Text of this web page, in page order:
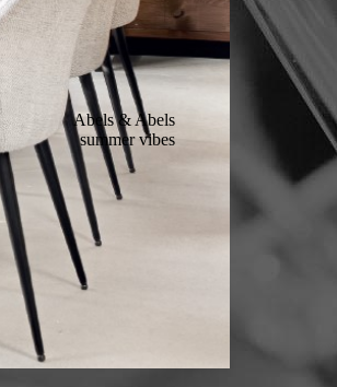
Abels & Abels
summer vibes